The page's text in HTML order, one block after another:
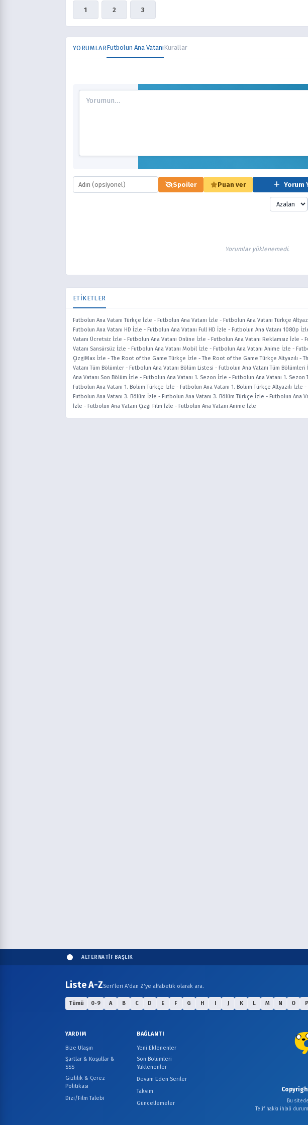
1 2 3
YORUMLARFutbolun Ana VatanıKurallar
Spoiler Puan ver Yorum
Yorumlar yüklenemedi.
ETİKETLER
Futbolun Ana Vatanı Türkçe İzle - Futbolun Ana Vatanı İzle - Futbolun Ana Vatanı Türkçe
Futbolun Ana Vatanı HD İzle - Futbolun Ana Vatanı Full HD İzle - Futbolun Ana Vatanı 1080p
Vatanı Ücretsiz İzle - Futbolun Ana Vatanı Online İzle - Futbolun Ana Vatanı Reklamsız İzle -
Vatanı Sansürsüz İzle - Futbolun Ana Vatanı Mobil İzle - Futbolun Ana Vatanı Anime İzle -
ÇizgiMax İzle -The Root of the Game Türkçe İzle -The Root of the Game Türkçe Altyazılı -
Vatanı Tüm Bölümler - Futbolun Ana Vatanı Bölüm Listesi - Futbolun Ana Vatanı Tüm Bölümleri
Ana Vatanı Son Bölüm İzle - Futbolun Ana Vatanı 1. Sezon İzle - Futbolun Ana Vatanı 1. Sezon
Futbolun Ana Vatanı 1. Bölüm Türkçe İzle - Futbolun Ana Vatanı 1. Bölüm Türkçe Altyazılı İzle -
Futbolun Ana Vatanı 3. Bölüm İzle - Futbolun Ana Vatanı 3. Bölüm Türkçe İzle - Futbolun Ana
İzle - Futbolun Ana Vatanı Çizgi Film İzle - Futbolun Ana Vatanı Anime İzle
ALTERNATİF BAŞLIK
Liste A-ZSeri'leri A'dan Z'ye alfabetik olarak ara.
Tümü 0-9 A B C D E F G H I J K L M N O P
YARDIM
Bize Ulaşın
Şartlar & Koşullar &
SSS
Gizlilik & Çerez
Politikası
Dizi/Film Talebi
BAĞLANTI
Yeni Eklenenler
Son Bölümleri
Yüklenenler
Devam Eden Seriler
Takvim
Güncellemeler
Bu
Telif hakkı ihlali